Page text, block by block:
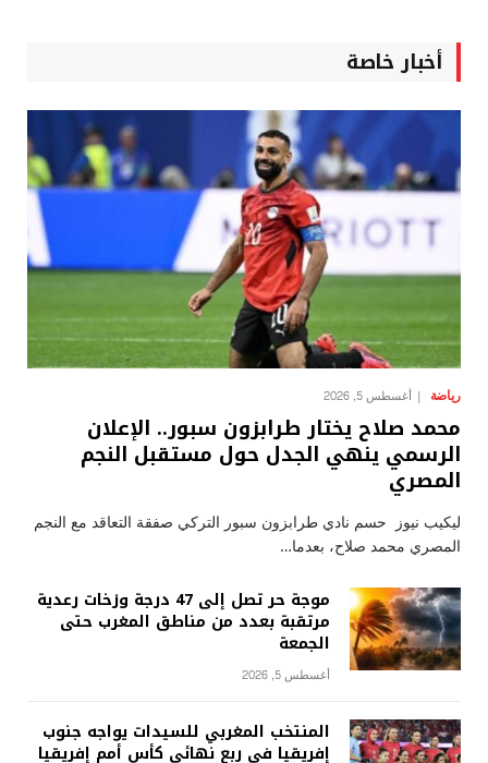
أخبار خاصة
رياضة أغسطس 5, 2026
محمد صلاح يختار طرابزون سبور.. الإعلان
الرسمي ينهي الجدل حول مستقبل النجم
المصري
ليكيب نيوز حسم نادي طرابزون سبور التركي صفقة التعاقد مع النجم
المصري محمد صلاح، بعدما…
موجة حر تصل إلى 47 درجة وزخات رعدية
مرتقبة بعدد من مناطق المغرب حتى
الجمعة
أغسطس 5, 2026
المنتخب المغربي للسيدات يواجه جنوب
إفريقيا في ربع نهائي كأس أمم إفريقيا